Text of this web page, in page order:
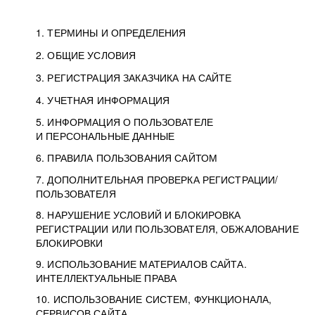
1. ТЕРМИНЫ И ОПРЕДЕЛЕНИЯ
2. ОБЩИЕ УСЛОВИЯ
3. РЕГИСТРАЦИЯ ЗАКАЗЧИКА НА САЙТЕ
4. УЧЕТНАЯ ИНФОРМАЦИЯ
5. ИНФОРМАЦИЯ О ПОЛЬЗОВАТЕЛЕ
И ПЕРСОНАЛЬНЫЕ ДАННЫЕ
6. ПРАВИЛА ПОЛЬЗОВАНИЯ САЙТОМ
7. ДОПОЛНИТЕЛЬНАЯ ПРОВЕРКА РЕГИСТРАЦИИ/
ПОЛЬЗОВАТЕЛЯ
8. НАРУШЕНИЕ УСЛОВИЙ И БЛОКИРОВКА
РЕГИСТРАЦИИ ИЛИ ПОЛЬЗОВАТЕЛЯ, ОБЖАЛОВАНИЕ
БЛОКИРОВКИ
9. ИСПОЛЬЗОВАНИЕ МАТЕРИАЛОВ САЙТА.
ИНТЕЛЛЕКТУАЛЬНЫЕ ПРАВА
10. ИСПОЛЬЗОВАНИЕ СИСТЕМ, ФУНКЦИОНАЛА,